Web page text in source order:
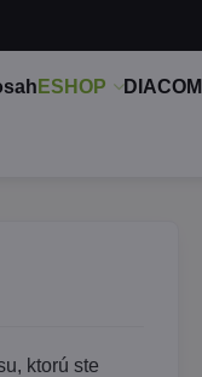
ESHOP DIACOM
ktorú ste